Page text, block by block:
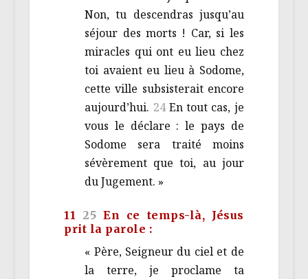
Non, tu descendras jusqu’au
séjour des morts ! Car, si les
miracles qui ont eu lieu chez
toi avaient eu lieu à Sodome,
cette ville subsisterait encore
aujourd’hui. 24En tout cas, je
vous le déclare : le pays de
Sodome sera traité moins
sévèrement que toi, au jour
du Jugement. »
1125En ce temps-là, Jésus
prit la parole :
« Père, Seigneur du ciel et de
la terre, je proclame ta